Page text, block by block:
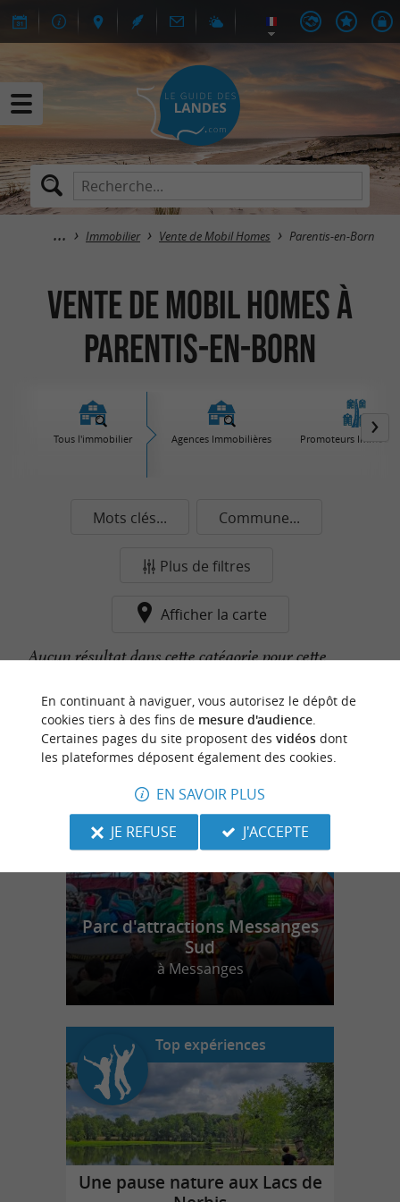
Immobilier Vente de Mobil Homes Parentis-en-Born
Vente de Mobil Homes à
Parentis-en-Born
Tous l'immobilier Agences Immobilières Promoteurs
Mots clés... Commune...
Plus de filtres
Afficher la carte
Aucun résultat dans cette catégorie pour cette
n
o
t
r
e
c
o
u
p
d
e
c
o
e
u
r
Parc d'attractions Messanges
Sud
à Messanges
Top expériences
Une pause nature aux Lacs de
En continuant à naviguer, vous autorisez le dépôt de
cookies tiers à des fins de mesure d'audience.
Certaines pages du site proposent des vidéosdont
les plateformes déposent également des cookies.
EN SAVOIR PLUS
JE REFUSE
J'ACCEPTE